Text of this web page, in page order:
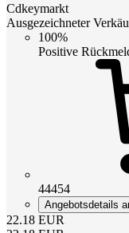
Cdkeymarkt
Ausgezeichneter
100%
Positive
44454
Angebotsdetails
22.18 EUR